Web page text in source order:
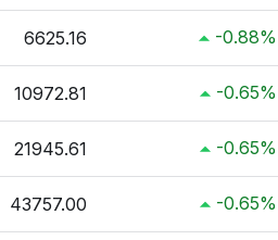
6625.16 -0.88%
10972.81 -0.65%
21945.61 -0.65%
43757.00 -0.65%